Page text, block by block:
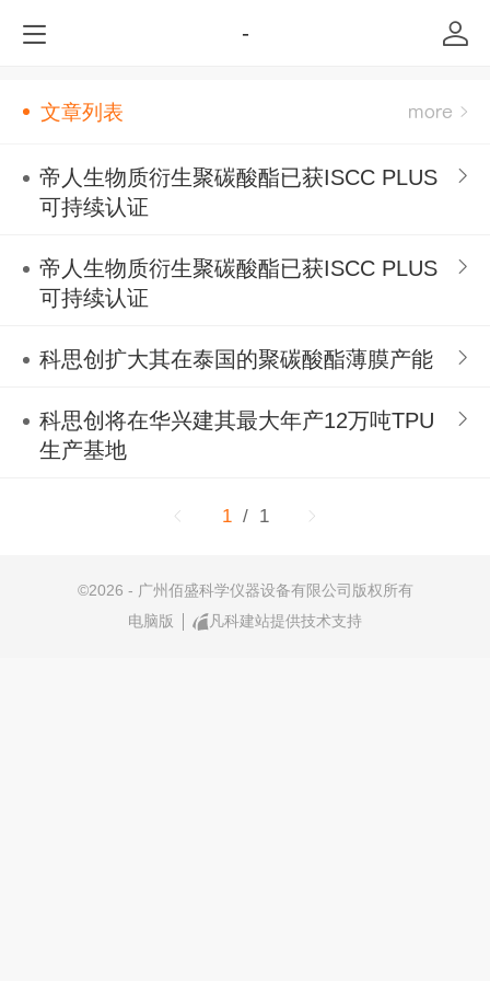
-
文章列表
帝人生物质衍生聚碳酸酯已获ISCC PLUS
可持续认证
帝人生物质衍生聚碳酸酯已获ISCC PLUS
可持续认证
科思创扩大其在泰国的聚碳酸酯薄膜产能
科思创将在华兴建其最大年产12万吨TPU
生产基地
1 / 1
©2026 - 广州佰盛科学仪器设备有限公司版权所有
电脑版
凡科建站提供技术支持